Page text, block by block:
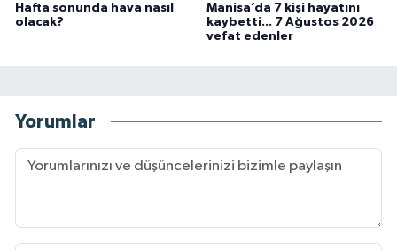
Hafta sonunda hava nasıl
olacak?
Manisa’da 7 kişi hayatını
kaybetti... 7 Ağustos 2026
vefat edenler
Yorumlar